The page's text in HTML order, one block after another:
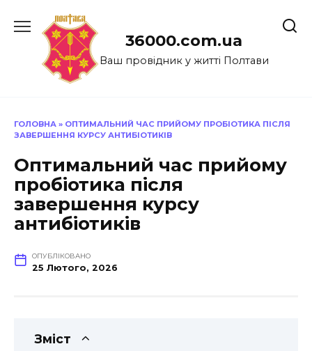
до
36000.com.ua
Ваш провідник у житті Полтави
ГОЛОВНА » ОПТИМАЛЬНИЙ ЧАС ПРИЙОМУ ПРОБІОТИКА ПІСЛЯ
ЗАВЕРШЕННЯ КУРСУ АНТИБІОТИКІВ
Оптимальний час прийому
пробіотика після
завершення курсу
антибіотиків
ОПУБЛІКОВАНО
25 Лютого, 2026
Зміст